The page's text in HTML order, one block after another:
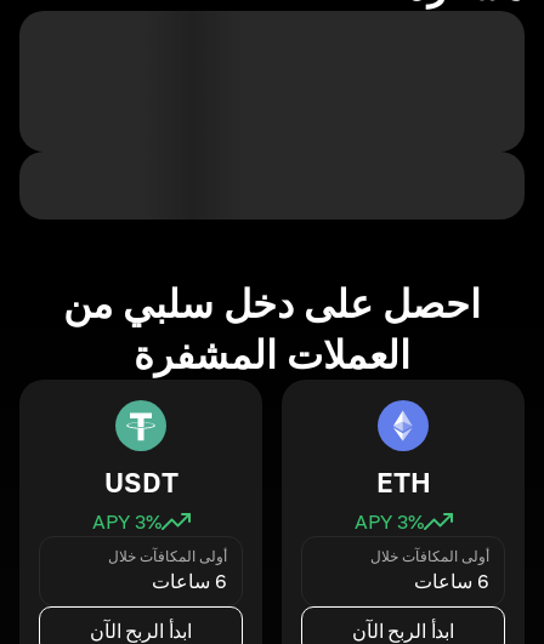
احصل على دخل سلبي من
العملات المشفرة
ETH
3% APY
أولى المكافآت خلال
6 ساعات
ابدأ الربح الآن
USDT
3% APY
أولى المكافآت خلال
6 ساعات
ابدأ الربح الآن